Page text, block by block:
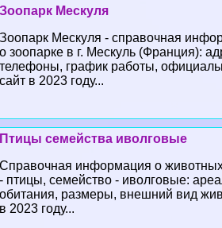
Зоопарк Мескуля
Зоопарк Мескуля - справочная
о зоопарке в г. Мескуль (Франция):
телефоны, график работы,
сайт в 2023 году...
Птицы семейства иволговые
Справочная информация о
- птицы, семейство - иволговые:
обитания, размеры, внешний вид
в 2023 году...